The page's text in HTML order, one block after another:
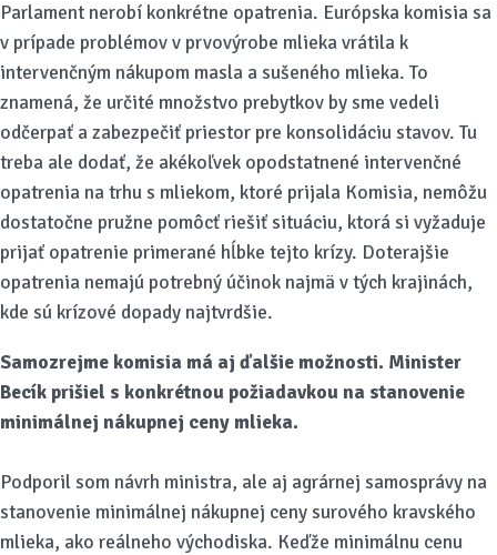
Parlament nerobí konkrétne opatrenia. Európska komisia sa
v prípade problémov v prvovýrobe mlieka vrátila k
intervenčným nákupom masla a sušeného mlieka. To
znamená, že určité množstvo prebytkov by sme vedeli
odčerpať a zabezpečiť priestor pre konsolidáciu stavov. Tu
treba ale dodať, že akékoľvek opodstatnené intervenčné
opatrenia na trhu s mliekom, ktoré prijala Komisia, nemôžu
dostatočne pružne pomôcť riešiť situáciu, ktorá si vyžaduje
prijať opatrenie primerané hĺbke tejto krízy. Doterajšie
opatrenia nemajú potrebný účinok najmä v tých krajinách,
kde sú krízové dopady najtvrdšie.
Samozrejme komisia má aj ďalšie možnosti. Minister
Becík prišiel s konkrétnou požiadavkou na stanovenie
minimálnej nákupnej ceny mlieka.
Podporil som návrh ministra, ale aj agrárnej samosprávy na
stanovenie minimálnej nákupnej ceny surového kravského
mlieka, ako reálneho východiska. Keďže minimálnu cenu